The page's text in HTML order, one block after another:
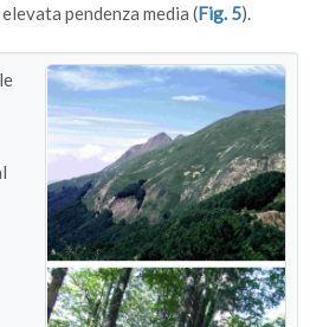
pendenza media (Fig. 5).